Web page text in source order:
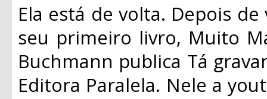
Ela está de volta. Depois
seu primeiro livro, Muito
Buchmann publica Tá
Editora Paralela. Nele a